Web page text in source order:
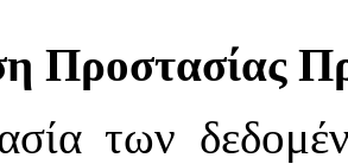
Προστασίας
των